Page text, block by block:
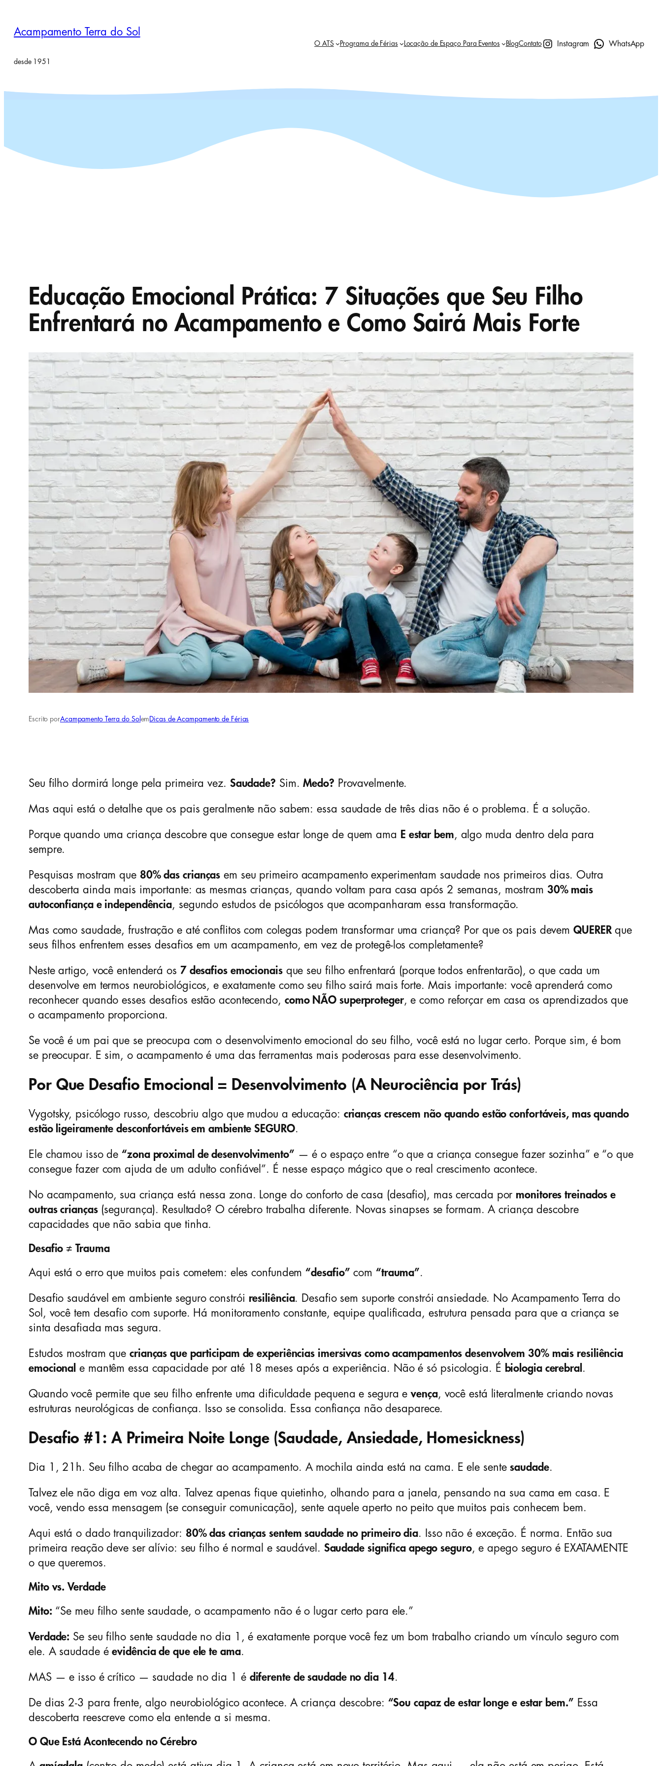
para
Acampamento Terra do Sol
desde 1951
O ATS Programa de Férias Locação de Espaço Para Eventos BlogContato Instagram WhatsApp
Educação Emocional Prática: 7 Situações que Seu Filho
Enfrentará no Acampamento e Como Sairá Mais Forte
Escrito porAcampamento Terra do Sol em Dicas de Acampamento de Férias
Seu filho dormirá longe pela primeira vez. Saudade? Sim.Medo? Provavelmente.
Mas aqui está o detalhe que os pais geralmente não sabem: essa saudade de três dias não é o problema. É a solução.
Porque quando uma criança descobre que consegue estar longe de quem ama E estar bem, algo muda dentro dela para
sempre.
Pesquisas mostram que 80% das crianças em seu primeiro acampamento experimentam saudade nos primeiros dias. Outra
descoberta ainda mais importante: as mesmas crianças, quando voltam para casa após 2 semanas, mostram 30% mais
autoconfiança e independência, segundo estudos de psicólogos que acompanharam essa transformação.
Mas como saudade, frustração e até conflitos com colegas podem transformar uma criança? Por que os pais devem QUERERque
seus filhos enfrentem esses desafios em um acampamento, em vez de protegê-los completamente?
Neste artigo, você entenderá os 7 desafios emocionaisque seu filho enfrentará (porque todos enfrentarão), o que cada um
desenvolve em termos neurobiológicos, e exatamente como seu filho sairá mais forte. Mais importante: você aprenderá como
reconhecer quando esses desafios estão acontecendo, como NÃO superproteger, e como reforçar em casa os aprendizados que
o acampamento proporciona.
Se você é um pai que se preocupa com o desenvolvimento emocional do seu filho, você está no lugar certo. Porque sim, é bom
se preocupar. E sim, o acampamento é uma das ferramentas mais poderosas para esse desenvolvimento.
Por Que Desafio Emocional = Desenvolvimento (A Neurociência por Trás)
Vygotsky, psicólogo russo, descobriu algo que mudou a educação: crianças crescem não quando estão confortáveis, mas quando
estão ligeiramente desconfortáveis em ambiente SEGURO.
Ele chamou isso de“zona proximal de desenvolvimento” — é o espaço entre “o que a criança consegue fazer sozinha” e “o que
consegue fazer com ajuda de um adulto confiável”. É nesse espaço mágico que o real crescimento acontece.
No acampamento, sua criança está nessa zona. Longe do conforto de casa (desafio), mas cercada por monitores treinados e
outras crianças(segurança). Resultado? O cérebro trabalha diferente. Novas sinapses se formam. A criança descobre
capacidades que não sabia que tinha.
Desafio ≠ Trauma
Aqui está o erro que muitos pais cometem: eles confundem“desafio” com “trauma”.
Desafio saudável em ambiente seguro constrói resiliência. Desafio sem suporte constrói ansiedade. No Acampamento Terra do
Sol, você tem desafio com suporte. Há monitoramento constante, equipe qualificada, estrutura pensada para que a criança se
sinta desafiada mas segura.
Estudos mostram que crianças que participam de experiências imersivas como acampamentos desenvolvem 30% mais resiliência
emocional e mantêm essa capacidade por até 18 meses após a experiência. Não é só psicologia. É biologia cerebral .
Quando você permite que seu filho enfrente uma dificuldade pequena e segura evença, você está literalmente criando novas
estruturas neurológicas de confiança. Isso se consolida. Essa confiança não desaparece.
Desafio #1: A Primeira Noite Longe (Saudade, Ansiedade, Homesickness)
Dia 1, 21h. Seu filho acaba de chegar ao acampamento. A mochila ainda está na cama. E ele sentesaudade.
Talvez ele não diga em voz alta. Talvez apenas fique quietinho, olhando para a janela, pensando na sua cama em casa. E
você, vendo essa mensagem (se conseguir comunicação), sente aquele aperto no peito que muitos pais conhecem bem.
Aqui está o dado tranquilizador: 80% das crianças sentem saudade no primeiro dia. Isso não é exceção. É norma. Então sua
primeira reação deve ser alívio: seu filho é normal e saudável. Saudade significa apego seguro, e apego seguro é EXATAMENTE
o que queremos.
Mito vs. Verdade
Mito: “Se meu filho sente saudade, o acampamento não é o lugar certo para ele.”
Verdade: Se seu filho sente saudade no dia 1, é exatamente porque você fez um bom trabalho criando um vínculo seguro com
ele. A saudade éevidência de que ele te ama.
MAS — e isso é crítico — saudade no dia 1 é diferente de saudade no dia 14.
De dias 2-3 para frente, algo neurobiológico acontece. A criança descobre: “Sou capaz de estar longe e estar bem.” Essa
descoberta reescreve como ela entende a si mesma.
O Que Está Acontecendo no Cérebro